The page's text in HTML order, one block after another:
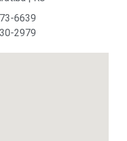
6639
2979